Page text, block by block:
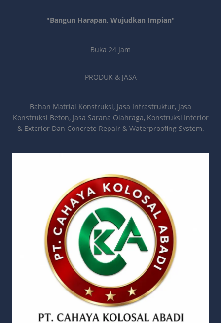
"Bangun Harapan, Wujudkan Impian"
Buka 24 Jam
PRODUK & JASA
Bahan Matrial Konstruksi, Jasa Infrastruktur, Jasa
Konstruksi Beton, Jasa Sarana Olahraga, Konstruksi Interior
& Exterior Dan Concrete Repair & Waterproofing System.